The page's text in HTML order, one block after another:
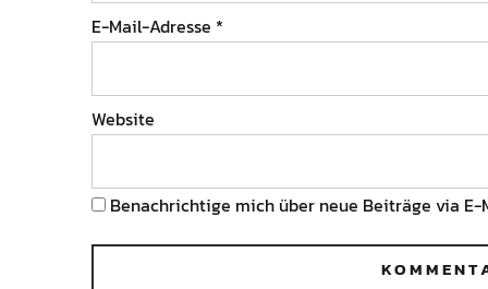
E-Mail-Adresse *
Website
Benachrichtige mich über neue Beiträge via E-